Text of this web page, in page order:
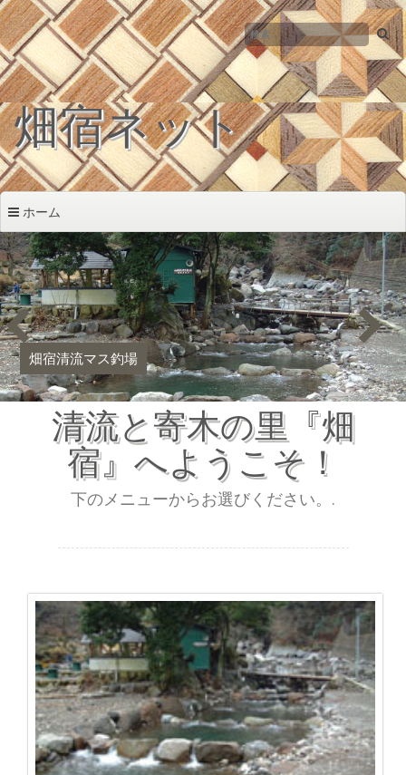
コ
ン
テ
ン
ツ
へ
ス
キ
ッ
プ
畑宿ネット
ホーム
畑宿清流マス釣場
清流と寄木の里『畑
宿』へようこそ！
下のメニューからお選びください。.